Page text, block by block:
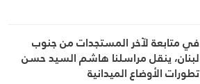
في متابعة لآخر المستجدات من جنوب
لبنان، ينقل مراسلنا هاشم السيد حسن
تطورات الأوضاع الميدانية